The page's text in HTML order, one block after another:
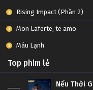
Rising Impact (Phần 2)
Mon Laferte, te amo
Máu Lạnh
Top phim lẻ
Nếu Thời